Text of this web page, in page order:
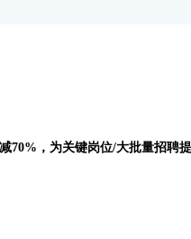
，为关键岗位/大批量招聘提